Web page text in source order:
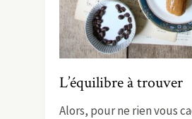
L’équilibre à trouver
Alors, pour ne rien vous